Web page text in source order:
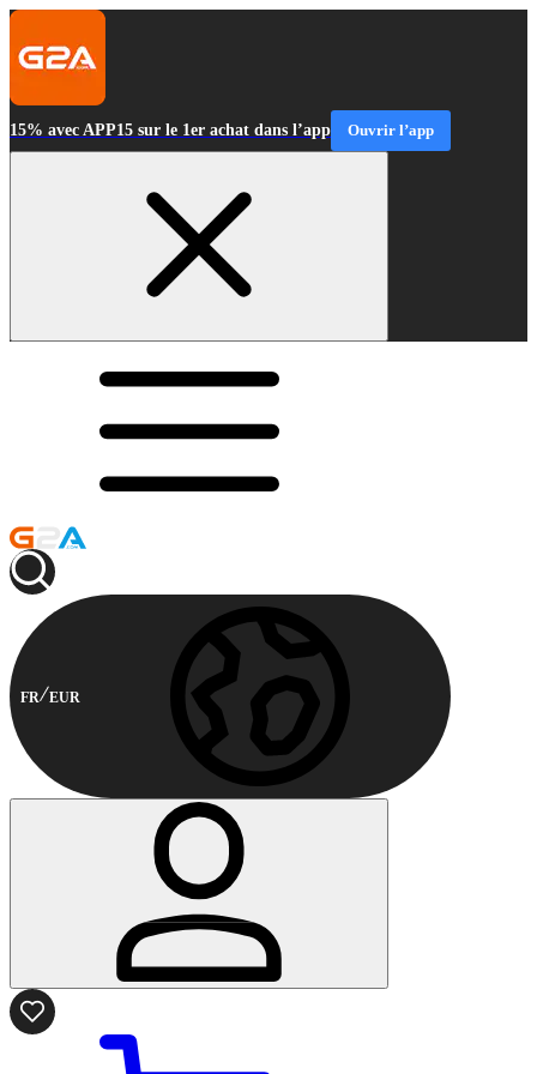
15% avec APP15 sur le 1er achat dans l’app Ouvrir l’app
FR EUR